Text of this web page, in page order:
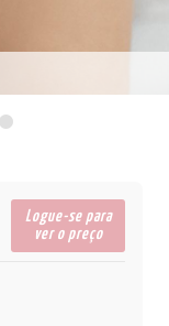
Logue-se para
ver o preço